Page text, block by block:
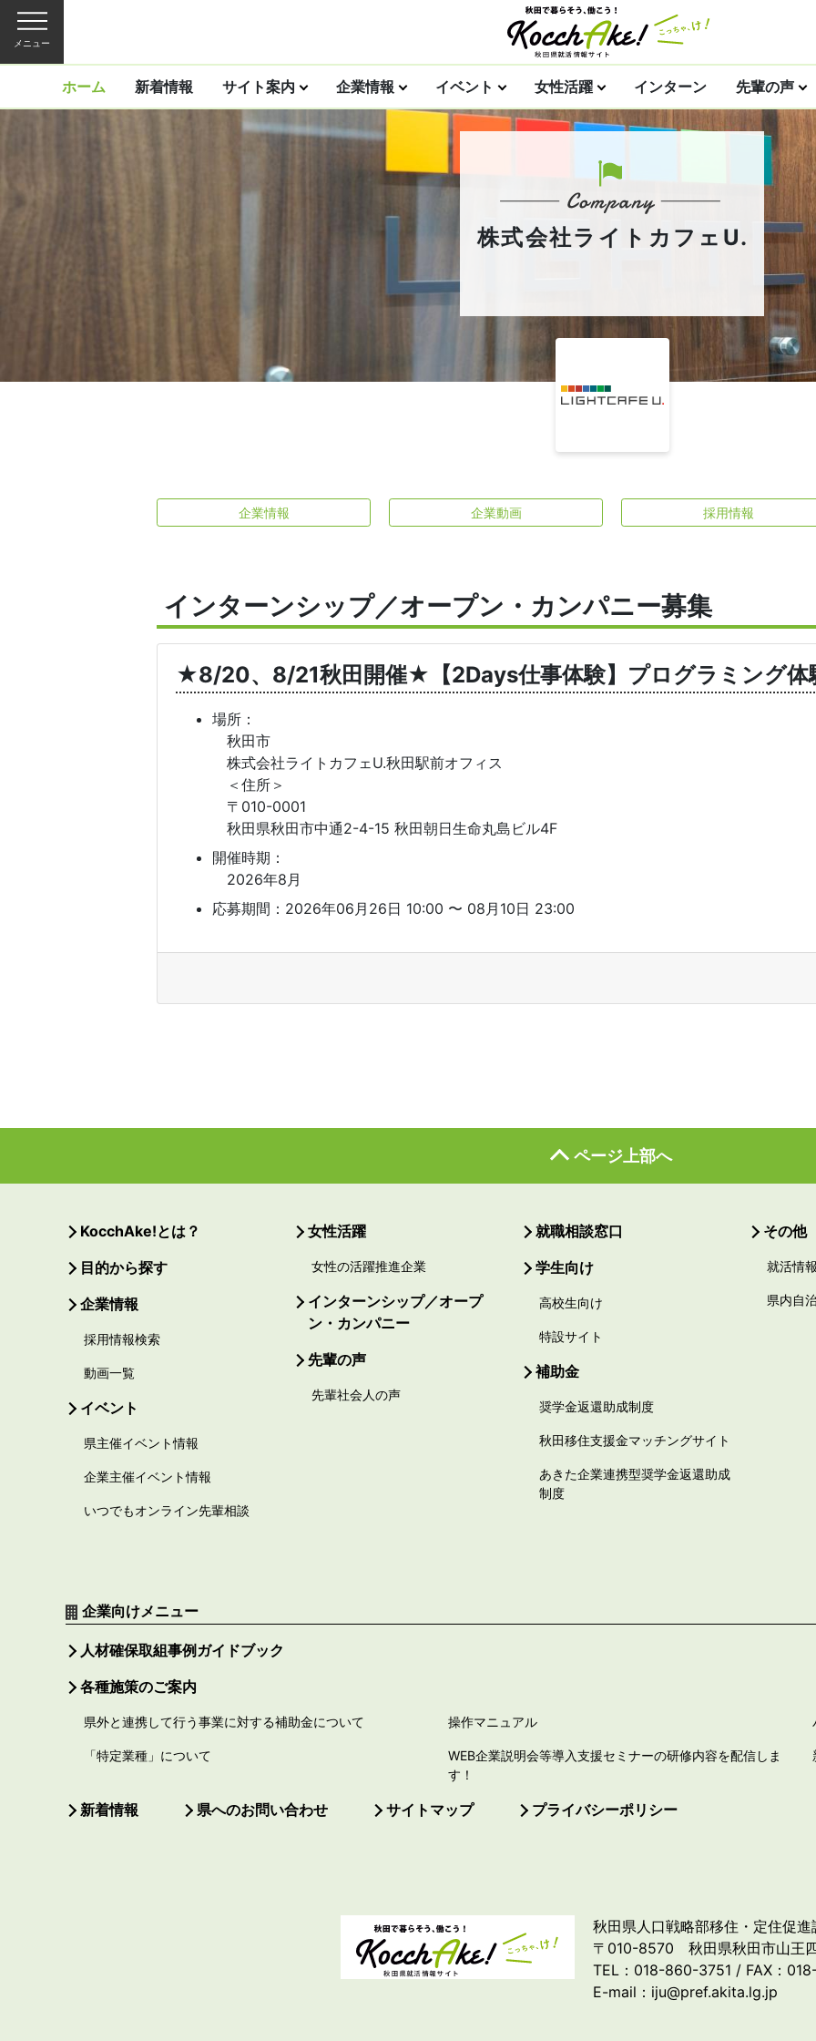
メニュー
ホーム 新着情報 サイト案内 企業情報 イベント 女性活躍 インターン 先輩の声
株式会社ライトカフェU.
企業情報 企業動画 採用情報
インターンシップ／オープン・カンパニー募集
★8/20、8/21秋田開催★【2Days仕事体験】プログラミング
場所：
秋田市
株式会社ライトカフェU.秋田駅前オフィス
＜住所＞
〒010-0001
秋田県秋田市中通2-4-15 秋田朝日生命丸島ビル4F
開催時期：
2026年8月
応募期間：2026年06月26日 10:00 〜 08月10日 23:00
ページ上部へ
KocchAke!とは？
目的から探す
企業情報
採用情報検索
動画一覧
イベント
県主催イベント情報
企業主催イベント情報
いつでもオンライン先輩相談
女性活躍
女性の活躍推進企業
インターンシップ／オープ
ン・カンパニー
先輩の声
先輩社会人の声
就職相談窓口
学生向け
高校生向け
特設サイト
補助金
奨学金返還助成制度
秋田移住支援金マッチングサイト
あきた企業連携型奨学金返還助成
制度
その他
就活情
県内自
企業向けメニュー
人材確保取組事例ガイドブック
各種施策のご案内
県外と連携して行う事業に対する補助金について 操作マニュアル
「特定業種」について
WEB企業説明会等導入支援セミナーの研修内容を配信しま
す！
新着情報 県へのお問い合わせ サイトマップ プライバシーポリシー
秋田県人口戦略部移住・定住促進
〒010-8570 秋田県秋田市山王
TEL：018-860-3751 / FAX：
E-mail：iju@pref.akita.lg.jp